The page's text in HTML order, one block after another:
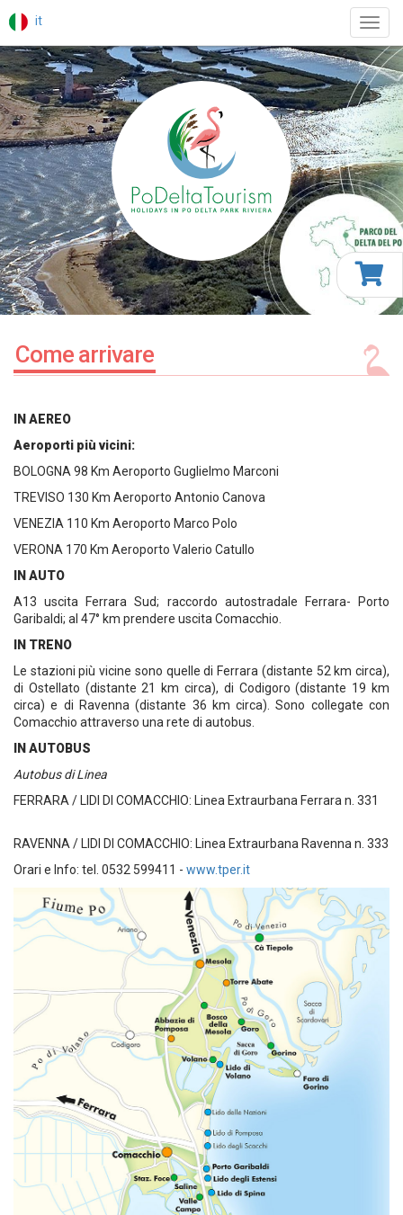
it
Come arrivare
IN AEREO
Aeroporti più vicini:
BOLOGNA 98 Km Aeroporto Guglielmo Marconi
TREVISO 130 Km Aeroporto Antonio Canova
VENEZIA 110 Km Aeroporto Marco Polo
VERONA 170 Km Aeroporto Valerio Catullo
IN AUTO
A13 uscita Ferrara Sud; raccordo autostradale Ferrara- Porto
Garibaldi; al 47° km prendere uscita Comacchio.
IN TRENO
Le stazioni più vicine sono quelle di Ferrara (distante 52 km circa),
di Ostellato (distante 21 km circa), di Codigoro (distante 19 km
circa) e di Ravenna (distante 36 km circa). Sono collegate con
Comacchio attraverso una rete di autobus.
IN AUTOBUS
Autobus di Linea
FERRARA / LIDI DI COMACCHIO: Linea Extraurbana Ferrara n. 331
RAVENNA / LIDI DI COMACCHIO: Linea Extraurbana Ravenna n. 333
Orari e Info: tel. 0532 599411 - www.tper.it